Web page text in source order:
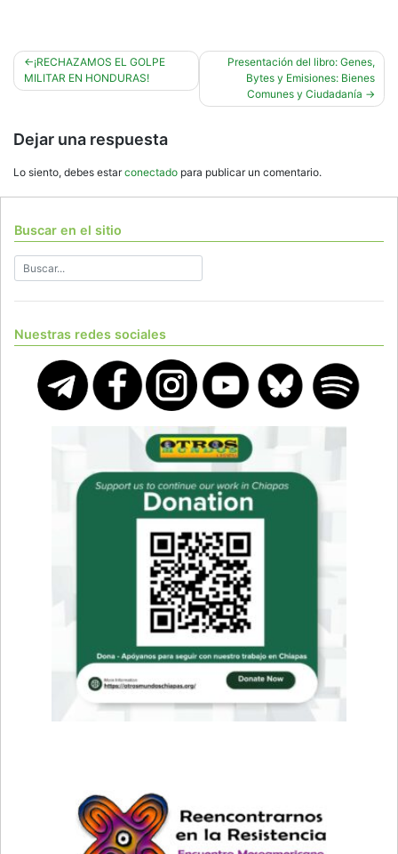
Navegación
de
¡RECHAZAMOS EL GOLPE
MILITAR EN HONDURAS!
Presentación del libro: Genes,
Bytes y Emisiones: Bienes
Comunes y Ciudadanía
Dejar una respuesta
Lo siento, debes estarconectado para publicar un comentario.
Buscar en el sitio
Nuestras redes sociales